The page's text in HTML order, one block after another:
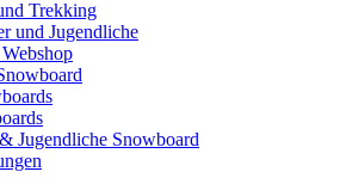
Trekking
und Jugendliche
Jugendliche Snowboard